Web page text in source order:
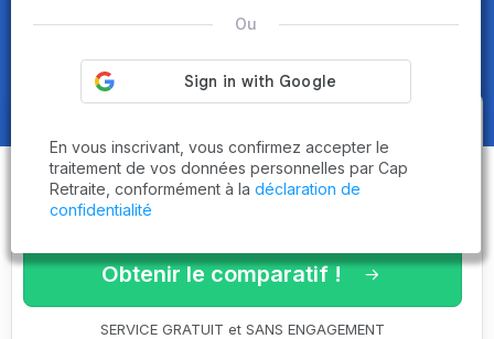
Châteauneuf-de-Randon
(48170)
Obtenez le
comparatif des
établissementsadaptés à vos
critères en 3 minutes !
Obtenir le comparatif !
SERVICE GRATUIT et SANS ENGAGEMENT
Ou
En vous inscrivant, vous confirmez accepter le
traitement de vos données personnelles par Cap
Retraite, conformément à la déclaration de
confidentialité